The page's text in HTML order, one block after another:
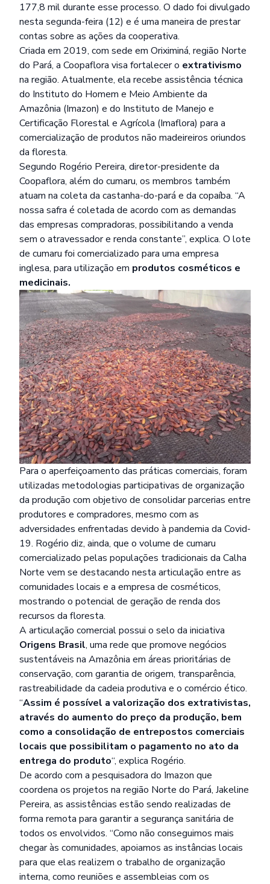
177,8 mil durante esse processo. O dado foi divulgado
nesta segunda-feira (12) e é uma maneira de prestar
contas sobre as ações da cooperativa.
Criada em 2019, com sede em Oriximiná, região Norte
do Pará, a Coopaflora visa fortalecer o extrativismo
na região. Atualmente, ela recebe assistência técnica
do Instituto do Homem e Meio Ambiente da
Amazônia (Imazon) e do Instituto de Manejo e
Certificação Florestal e Agrícola (Imaflora) para a
comercialização de produtos não madeireiros oriundos
da floresta.
Segundo Rogério Pereira, diretor-presidente da
Coopaflora, além do cumaru, os membros também
atuam na coleta da castanha-do-pará e da copaíba. “A
nossa safra é coletada de acordo com as demandas
das empresas compradoras, possibilitando a venda
sem o atravessador e renda constante”, explica. O lote
de cumaru foi comercializado para uma empresa
inglesa, para utilização em produtos cosméticos e
medicinais.
Para o aperfeiçoamento das práticas comerciais, foram
utilizadas metodologias participativas de organização
da produção com objetivo de consolidar parcerias entre
produtores e compradores, mesmo com as
adversidades enfrentadas devido à pandemia da Covid-
19. Rogério diz, ainda, que o volume de cumaru
comercializado pelas populações tradicionais da Calha
Norte vem se destacando nesta articulação entre as
comunidades locais e a empresa de cosméticos,
mostrando o potencial de geração de renda dos
recursos da floresta.
A articulação comercial possui o selo da iniciativa
Origens Brasil, uma rede que promove negócios
sustentáveis na Amazônia em áreas prioritárias de
conservação, com garantia de origem, transparência,
rastreabilidade da cadeia produtiva e o comércio ético.
“Assim é possível a valorização dos extrativistas,
através do aumento do preço da produção, bem
como a consolidação de entrepostos comerciais
locais que possibilitam o pagamento no ato da
entrega do produto“, explica Rogério.
De acordo com a pesquisadora do Imazon que
coordena os projetos na região Norte do Pará, Jakeline
Pereira, as assistências estão sendo realizadas de
forma remota para garantir a segurança sanitária de
todos os envolvidos. “Como não conseguimos mais
chegar às comunidades, apoiamos as instâncias locais
para que elas realizem o trabalho de organização
interna, como reuniões e assembleias com os